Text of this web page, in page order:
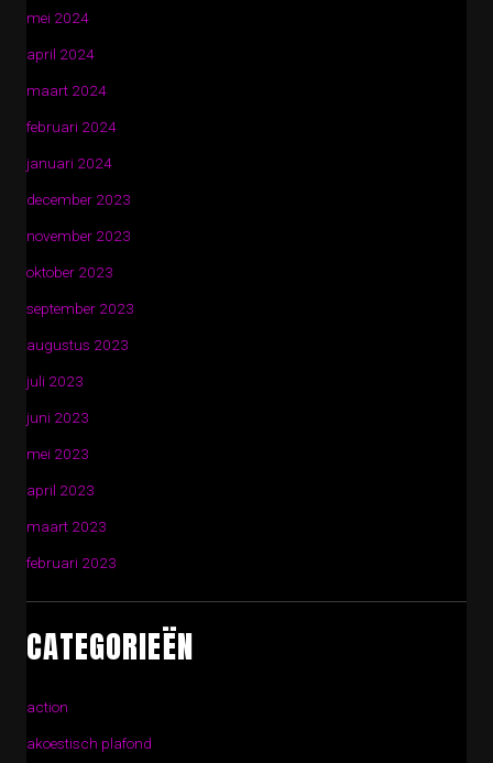
mei 2024
april 2024
maart 2024
februari 2024
januari 2024
december 2023
november 2023
oktober 2023
september 2023
augustus 2023
juli 2023
juni 2023
mei 2023
april 2023
maart 2023
februari 2023
CATEGORIEËN
action
akoestisch plafond